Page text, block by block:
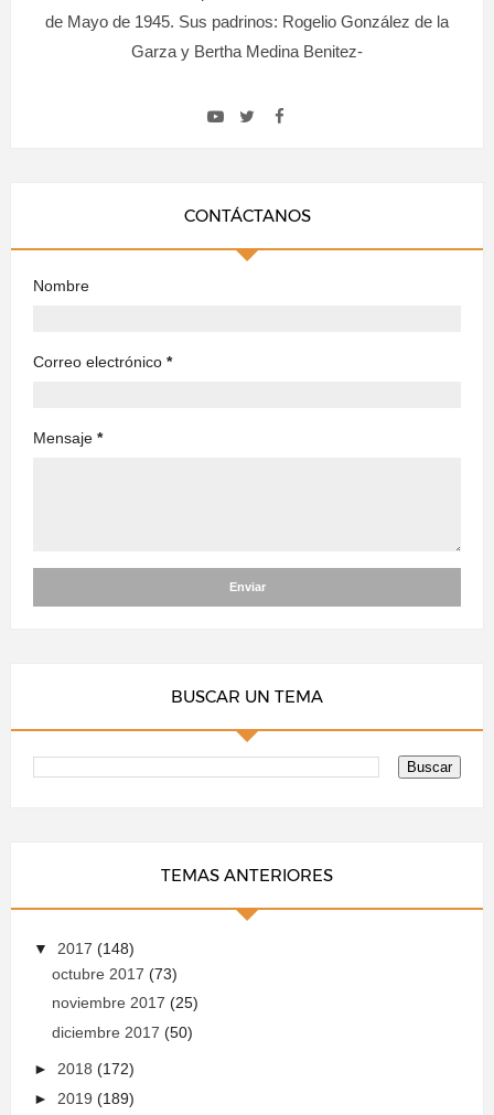
de Mayo de 1945. Sus padrinos: Rogelio González de la
Garza y Bertha Medina Benitez-
CONTÁCTANOS
Nombre
Correo electrónico *
Mensaje *
BUSCAR UN TEMA
TEMAS ANTERIORES
▼ 2017 (148)
octubre 2017 (73)
noviembre 2017 (25)
diciembre 2017 (50)
► 2018 (172)
► 2019 (189)